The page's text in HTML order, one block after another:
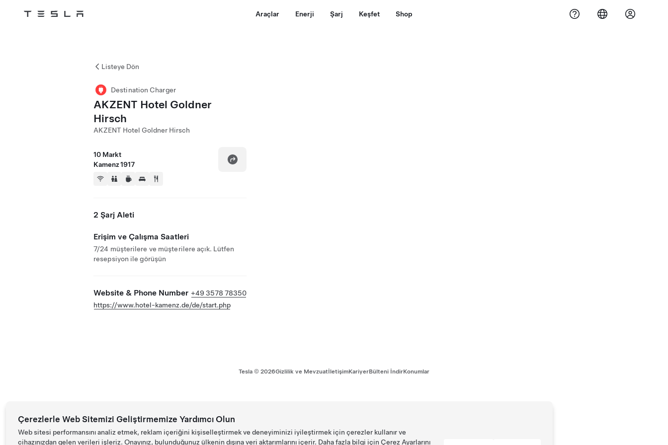
Tesla Araçlar Enerji Şarj Keşfet Shop
Listeye Dön
Destination Charger
AKZENT Hotel Goldner
Hirsch
AKZENT Hotel Goldner Hirsch
10 Markt
Kamenz 1917
2 Şarj Aleti
Erişim ve Çalışma Saatleri
7/24 müşterilere ve müşterilere açık. Lütfen
resepsiyon ile görüşün
Website & Phone Number +49 3578 78350
https://www.hotel-kamenz.de/de/start.php
Tesla © 2026Gizlilik ve MevzuatİletişimKariyerBülteni İndirKonumlar
Çerezlerle Web Sitemizi Geliştirmemize Yardımcı Olun
Web sitesi performansını analiz etmek, reklam içeriğini kişiselleştirmek ve deneyiminizi iyileştirmek için çerezler kullanır ve
cihazınızdan gelen verileri işleriz. Onayınız, bulunduğunuz ülkenin dışına veri aktarımlarını içerir. Daha fazla bilgi için Çerez Ayarlarını